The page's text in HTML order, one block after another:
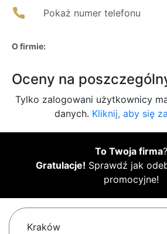
Pokaż numer telefonu
O firmie:
Oceny na
Tylko zalogowani użytkownicy
danych. Kliknij, aby się
To Twoja firma?
Gratulacje! Sprawdź jak
promocyjne!
Kraków